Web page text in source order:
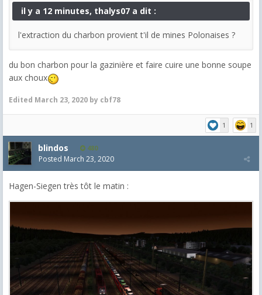
il y a 12 minutes, thalys07 a dit :
l'extraction du charbon provient t'il de mines Polonaises ?
du bon charbon pour la gazinière et faire cuire une bonne soupe
aux choux
Edited March 23, 2020 by cbf78
1 1
blindos 480
Posted March 23, 2020
Hagen-Siegen très tôt le matin :